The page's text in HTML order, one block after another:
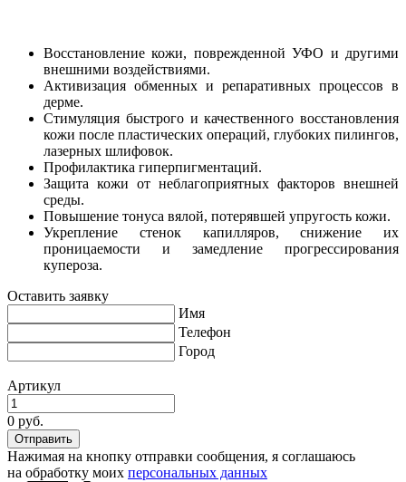
Восстановление кожи, поврежденной УФО и другими
внешними воздействиями.
Активизация обменных и репаративных процессов в
дерме.
Стимуляция быстрого и качественного восстановления
кожи после пластических операций, глубоких пилингов,
лазерных шлифовок.
Профилактика гиперпигментаций.
Защита кожи от неблагоприятных факторов внешней
среды.
Повышение тонуса вялой, потерявшей упругость кожи.
Укрепление стенок капилляров, снижение их
проницаемости и замедление прогрессирования
купероза.
Оставить заявку
Имя
Телефон
Город
Артикул
0 руб.
Нажимая на кнопку отправки сообщения, я соглашаюсь
на обработку моих персональных данных